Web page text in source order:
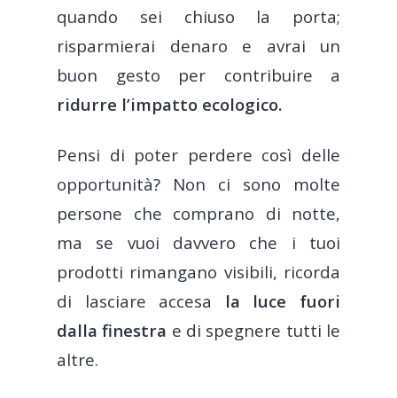
quando sei chiuso la porta;
risparmierai denaro e avrai un
buon gesto per contribuire a
ridurre l’impatto ecologico.
Pensi di poter perdere così delle
opportunità? Non ci sono molte
persone che comprano di notte,
ma se vuoi davvero che i tuoi
prodotti rimangano visibili, ricorda
di lasciare accesa la luce fuori
dalla finestra e di spegnere tutti le
altre.
Prodotto
Applicazione
Back Office
Click & Collect –
Fattura elettronica
GetYourBill
Terminale POS
Prezzo
Clienti
Ristorante
Pizzeria
Bar
Caffetteria/Sala da tè
Gelateria
Pasticceria
Servizio Clienti
Risorse
COVID-19
Lavora con noi
CONTATTI